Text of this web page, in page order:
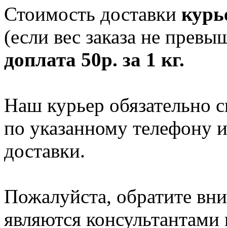
Стоимость доставки
(если вес заказа не
доплата 50р. за 1 кг.
Наш курьер обязательно
по указанному телефону
доставки.
Пожалуйста, обратите
являются консультантами